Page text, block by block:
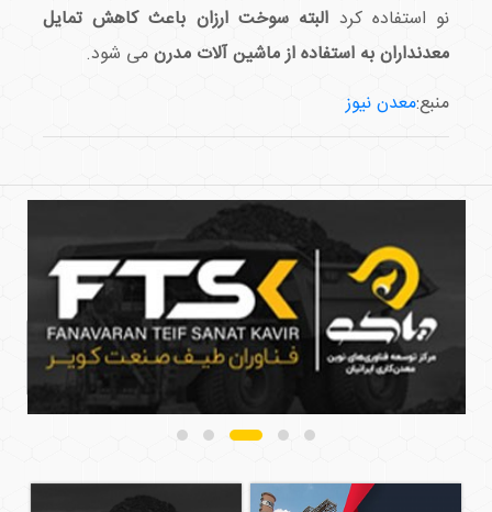
نو استفاده کرد البته سوخت ارزان باعث کاهش تمایل
معدنداران به استفاده از ماشین آلات مدرنمی شود.
منبع:معدن نیوز